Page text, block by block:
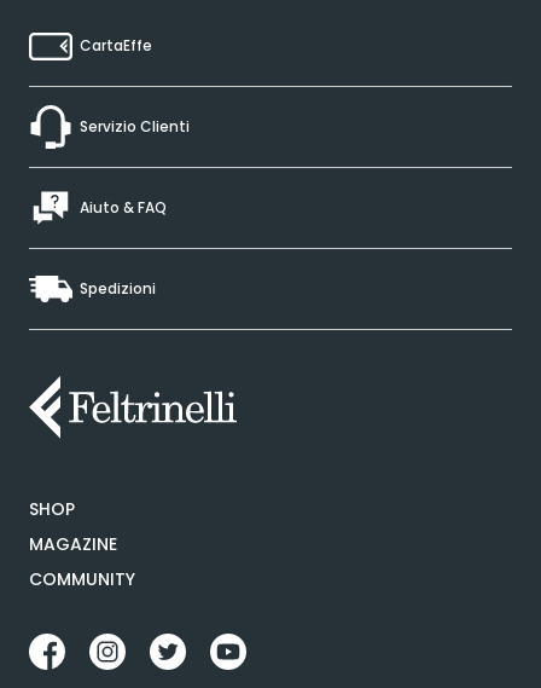
CartaEffe
Servizio Clienti
Aiuto & FAQ
Spedizioni
SHOP
MAGAZINE
COMMUNITY